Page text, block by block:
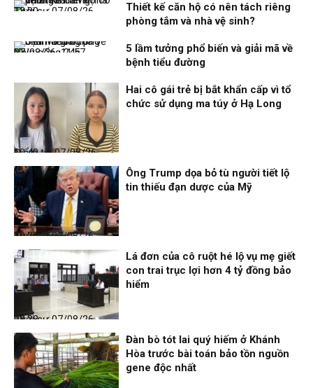
Thời sự
07/08/26, 12:00
Thiết kế căn hộ có nên tách riêng
phòng tắm và nhà vệ sinh?
Nhịp sống 24h
07/08/26, 11:57
5 lầm tưởng phổ biến và giải mã về
bệnh tiểu đường
Điểm tin
07/08/26, 10:40
Hai cô gái trẻ bị bắt khẩn cấp vì tổ
chức sử dụng ma túy ở Hạ Long
Thời sự
07/08/26, 10:27
Ông Trump dọa bỏ tù người tiết lộ
tin thiếu đạn dược của Mỹ
Thời sự
07/08/26, 08:38
Lá đơn của cô ruột hé lộ vụ mẹ giết
con trai trục lợi hơn 4 tỷ đồng bảo
hiểm
Đàn bò tót lai quý hiếm ở Khánh
Hòa trước bài toán bảo tồn nguồn
gene độc nhất